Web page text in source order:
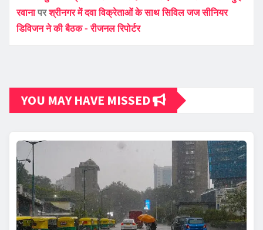
रवानापरश्रीनगर में दवा विक्रेताओं के साथ सिविल जज सीनियर
डिविजन ने की बैठक - रीजनल रिपोर्टर
YOU MAY HAVE MISSED